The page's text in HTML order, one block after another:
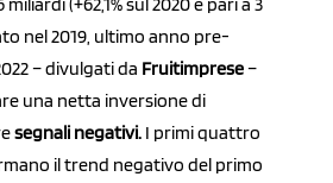
nel 2019, ultimo anno pre-
– divulgati da Fruitimprese–
una netta inversione di
segnali negativi. I primi quattro
il trend negativo del primo